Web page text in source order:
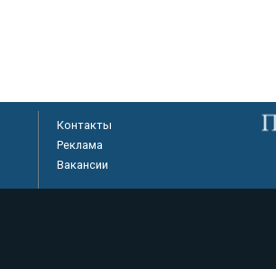
Контакты
Реклама
Вакансии